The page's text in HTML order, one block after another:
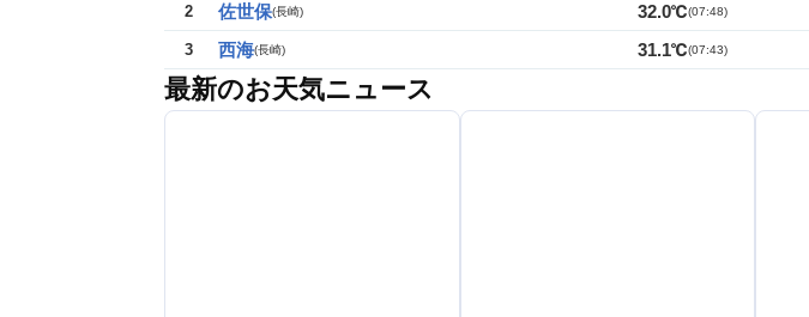
2 佐世保(長崎) 32.0℃(07:48)
3 西海(長崎) 31.1℃(07:43)
最新のお天気ニュース